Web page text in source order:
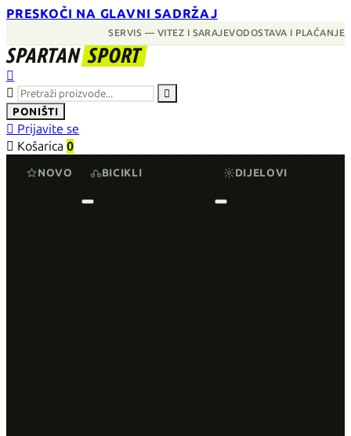
PRESKOČI NA GLAVNI SADRŽAJ
SERVIS — VITEZ I SARAJEVODOSTAVA I PLAĆANJE
SPARTAN SPORT



PONIŠTI
 Prijavite se
 Košarica 0
NOVO BICIKLI DIJELOVI